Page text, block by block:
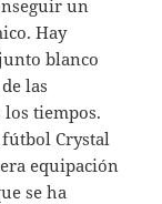
un
Hay
blanco
las
tiempos.
Crystal
equipación
se ha